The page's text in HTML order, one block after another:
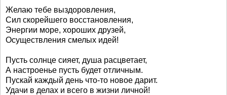
Желаю тебе выздоровления,
Сил скорейшего восстановления,
Энергии море, хороших друзей,
Осуществления смелых идей!
Пусть солнце сияет, душа расцветает,
А настроенье пусть будет отличным.
Пускай каждый день что-то новое дарит.
Удачи в делах и всего в жизни личной!